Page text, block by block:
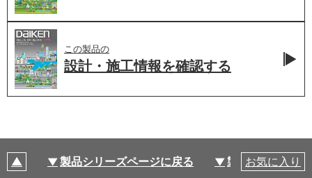
この製品の
設計・施工情報を確認する
製品シリーズページに戻る 製品仕様
お気に入り